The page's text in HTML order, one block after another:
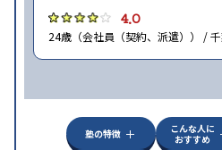
4.0
24歳（会社員（契約、派遣）） /
塾の特徴
こんな人に
おすすめ